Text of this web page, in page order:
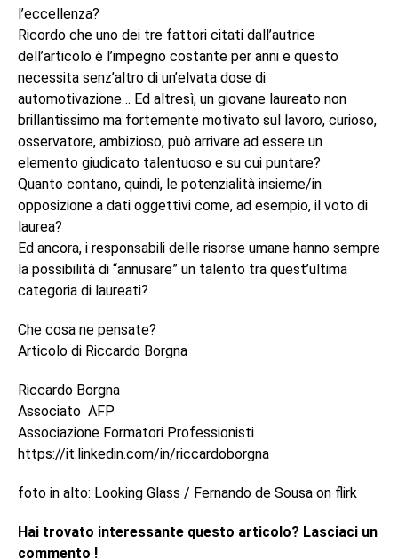
l’eccellenza?
Ricordo che uno dei tre fattori citati dall’autrice
dell’articolo è l’impegno costante per anni e questo
necessita senz’altro di un’elvata dose di
automotivazione… Ed altresì, un giovane laureato non
brillantissimo ma fortemente motivato sul lavoro, curioso,
osservatore, ambizioso, può arrivare ad essere un
elemento giudicato talentuoso e su cui puntare?
Quanto contano, quindi, le potenzialità insieme/in
opposizione a dati oggettivi come, ad esempio, il voto di
laurea?
Ed ancora, i responsabili delle risorse umane hanno sempre
la possibilità di “annusare” un talento tra quest’ultima
categoria di laureati?
Che cosa ne pensate?
Articolo di Riccardo Borgna
Riccardo Borgna
Associato AFP
Associazione Formatori Professionisti
https://it.linkedin.com/in/riccardoborgna
foto in alto: Looking Glass / Fernando de Sousa on flirk
Hai trovato interessante questo articolo? Lasciaci un
commento !